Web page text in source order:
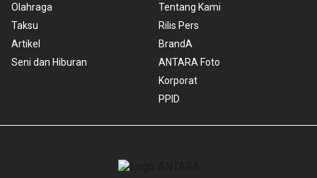
Olahraga
Taksu
Artikel
Seni dan Hiburan
Tentang Kami
Rilis Pers
BrandA
ANTARA Foto
Korporat
PPID